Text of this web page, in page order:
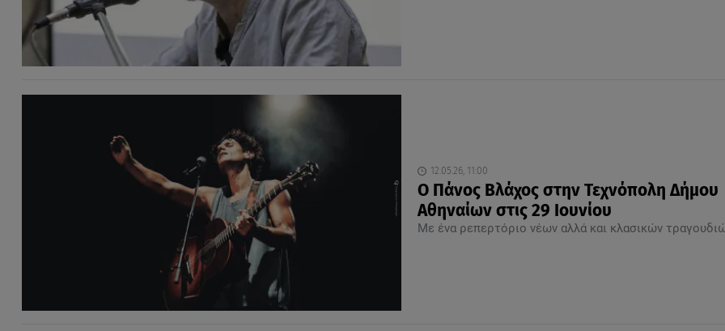
12.05.26, 11:00
Ο Πάνος Βλάχος στην Τεχνόπολη Δήμου
Αθηναίων στις 29 Ιουνίου
Με ένα ρεπερτόριο νέων αλλά και κλασικών